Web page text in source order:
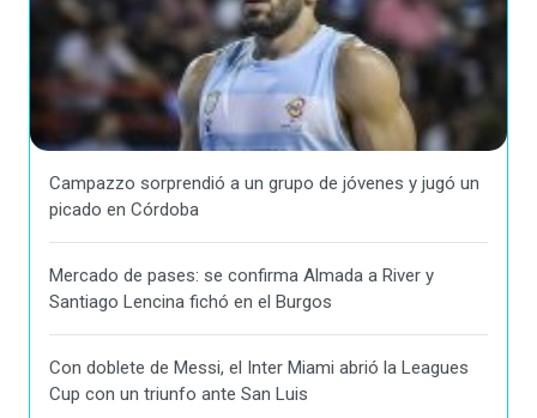
Campazzo sorprendió a un grupo de jóvenes y jugó un
picado en Córdoba
Mercado de pases: se confirma Almada a River y
Santiago Lencina fichó en el Burgos
Con doblete de Messi, el Inter Miami abrió la Leagues
Cup con un triunfo ante San Luis